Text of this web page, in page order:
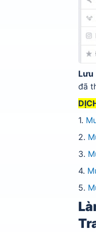
Lưu
đã
1.
2.
3.
4.
5.